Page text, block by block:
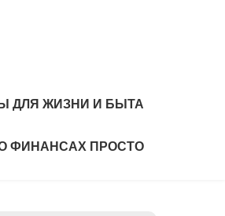
ДЛЯ ЖИЗНИ И БЫТА
ФИНАНСАХ ПРОСТО